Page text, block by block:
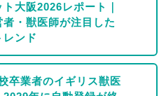
大阪2026レポート｜
・獣医師が注目した
レンド
卒業者のイギリス獣医